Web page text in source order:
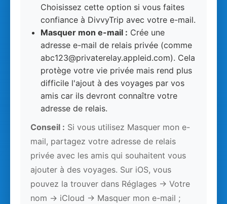
Choisissez cette option si vous faites
confiance à DivvyTrip avec votre e-mail.
Masquer mon e-mail : Crée une
adresse e-mail de relais privée (comme
abc123@privaterelay.appleid.com). Cela
protège votre vie privée mais rend plus
difficile l'ajout à des voyages par vos
amis car ils devront connaître votre
adresse de relais.
Conseil : Si vous utilisez Masquer mon e-
mail, partagez votre adresse de relais
privée avec les amis qui souhaitent vous
ajouter à des voyages. Sur iOS, vous
pouvez la trouver dans Réglages → Votre
nom → iCloud → Masquer mon e-mail ;